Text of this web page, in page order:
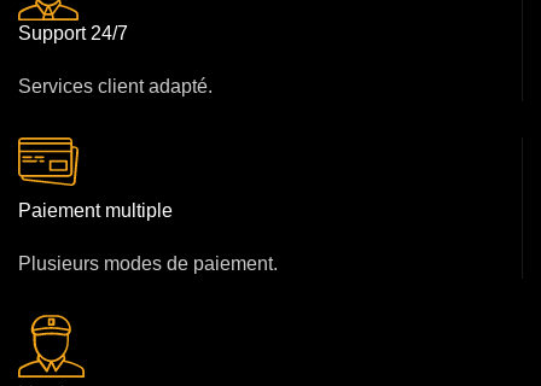
Support 24/7
Services client adapté.
Paiement multiple
Plusieurs modes de paiement.